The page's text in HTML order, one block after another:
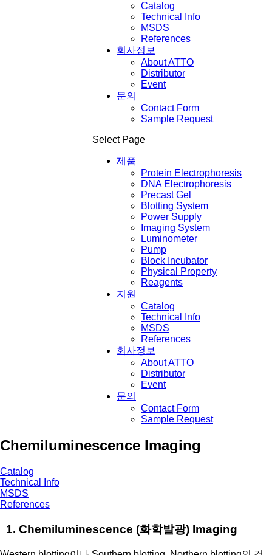
Catalog
Technical Info
MSDS
References
회사정보
About ATTO
Distributor
Event
문의
Contact Form
Sample Request
Select Page
제품
Protein Electrophoresis
DNA Electrophoresis
Precast Gel
Blotting System
Power Supply
Imaging System
Luminometer
Pump
Block Incubator
Physical Property
Reagents
지원
Catalog
Technical Info
MSDS
References
회사정보
About ATTO
Distributor
Event
문의
Contact Form
Sample Request
Chemiluminescence Imaging
Catalog
Technical Info
MSDS
References
1. Chemiluminescence (화학발광) Imaging